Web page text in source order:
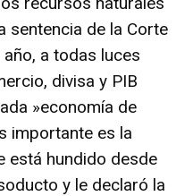
sentencia de la Corte
a todas luces
divisa y PIB
»economía de
importante es la
está hundido desde
y le declaró la